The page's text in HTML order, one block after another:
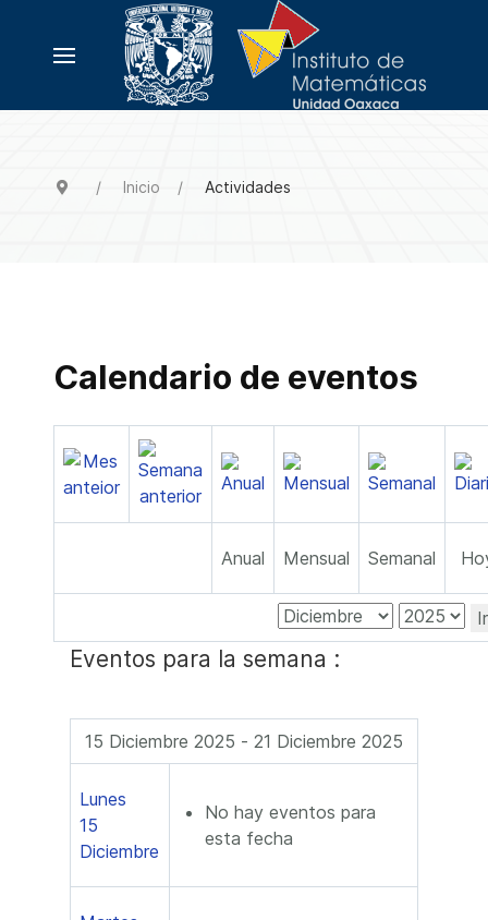
Inicio Actividades
Calendario de eventos
Anual Mensual Semanal
Eventos para la semana :
15 Diciembre 2025 - 21 Diciembre 2025
Lunes
15
Diciembre
No hay eventos para
esta fecha